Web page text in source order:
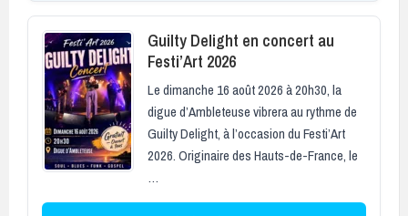
Guilty Delight en concert au
Festi’Art 2026
Le dimanche 16 août 2026 à 20h30, la
digue d’Ambleteuse vibrera au rythme de
Guilty Delight, à l’occasion du Festi’Art
2026. Originaire des Hauts-de-France, le
…